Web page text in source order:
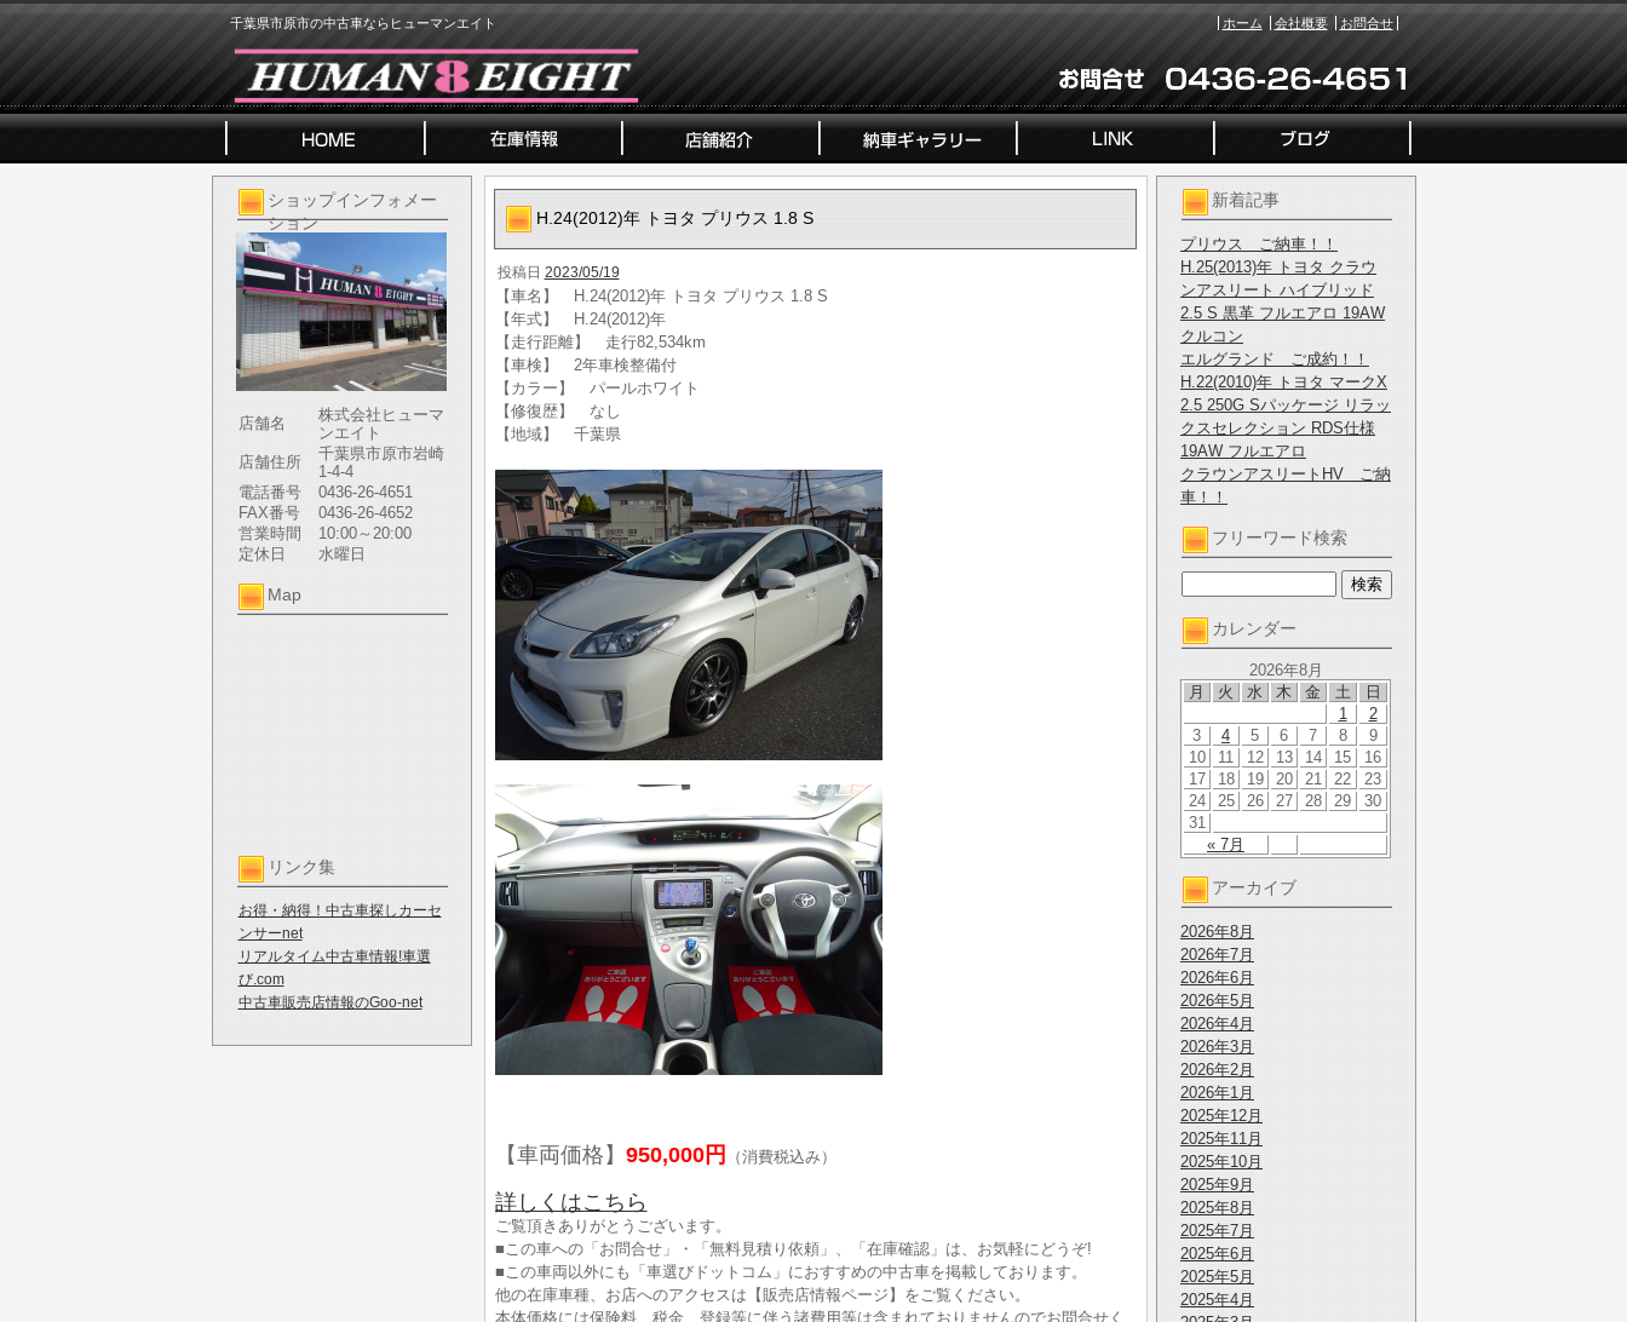
千葉県市原市の中古車ならヒューマンエイト ホーム 会社概要 お問合せ
ショップインフォメー
ション
店舗名
株式会社ヒューマ
ンエイト
店舗住所
千葉県市原市岩崎
1-4-4
電話番号
0436-26-4651
FAX番号
0436-26-4652
営業時間
10:00～20:00
定休日
水曜日
Map
リンク集
お得・納得！中古車探しカーセ
ンサーnet
リアルタイム中古車情報!車選
び.com
中古車販売店情報のGoo-net
新着記事
プリウス ご納車！！
H.25(2013)年 トヨタ クラウ
ンアスリート ハイブリッド
2.5 S 黒革 フルエアロ 19AW
クルコン
エルグランド ご成約！！
H.22(2010)年 トヨタ マークX
2.5 250G Sパッケージ リラッ
クスセレクション RDS仕様
19AW フルエアロ
クラウンアスリートHV ご納
車！！
フリーワード検索
カレンダー
2026年8月
月
火 水 木 金 土 日
« 7月
1
2
3
4 5 6 7 8
9
10
11 12 13 14 15
16
17
18 19 20 21 22
23
24
25 26 27 28 29
30
31
アーカイブ
2026年8月
2026年7月
2026年6月
2026年5月
2026年4月
2026年3月
2026年2月
2026年1月
2025年12月
2025年11月
2025年10月
2025年9月
2025年8月
2025年7月
2025年6月
2025年5月
2025年4月
H.24(2012)年 トヨタ プリウス 1.8 S
投稿日 2023/05/19
【車名】 H.24(2012)年 トヨタ プリウス 1.8 S
【年式】 H.24(2012)年
【走行距離】 走行82,534km
【車検】 2年車検整備付
【カラー】 パールホワイト
【修復歴】 なし
【地域】 千葉県
【車両価格】 950,000円 （消費税込み）
詳しくはこちら
ご覧頂きありがとうございます。
■この車への「お問合せ」・「無料見積り依頼」、「在庫確認」は、お気軽にどうぞ!
■この車両以外にも「車選びドットコム」におすすめの中古車を掲載しております。
他の在庫車種、お店へのアクセスは【販売店情報ページ】をご覧ください。
本体価格には保険料、税金、登録等に伴う諸費用等は含まれておりませんのでお問合せく